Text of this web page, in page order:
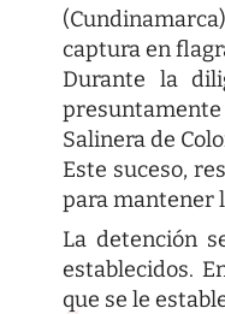
captura en
Durante la
Salinera de
Este suceso,
para mantener
La detención
establecidos.
que se le